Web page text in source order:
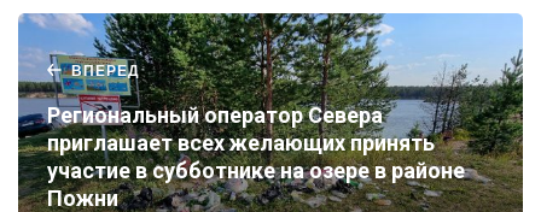
ВПЕРЕД
Региональный оператор Севера
приглашает всех желающих принять
участие в субботнике на озере в районе
Пожни